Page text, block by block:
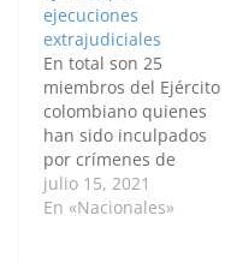
[E.UU.]con Haití, ellos
pretendían reeditar
en…
ejecuciones
extrajudiciales
En total son 25
miembros del Ejército
colombiano quienes
han sido inculpados
por crímenes de
guerra y de lesa
humanidad por los
julio 15, 2021
En «Nacionales»